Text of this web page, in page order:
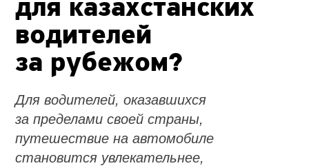
для казахстанских
водителей
за рубежом?
Для водителей, оказавшихся
за пределами своей страны,
путешествие на автомобиле
становится увлекательнее,